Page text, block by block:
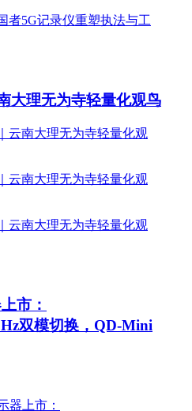
大理无为寺轻量化观鸟
市：
双模切换，QD-Mini